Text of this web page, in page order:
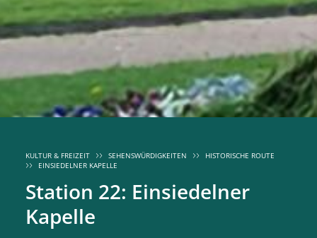
KULTUR & FREIZEIT SEHENSWÜRDIGKEITEN
HISTORISCHE ROUTE
EINSIEDELNER KAPELLE
Station 22: Einsiedelner
Kapelle